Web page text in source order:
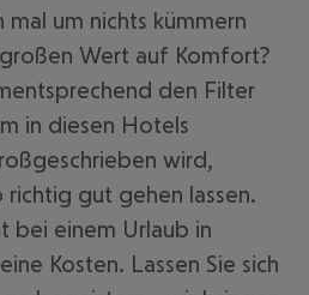
um nichts kümmern
Wert auf Komfort?
den Filter
in diesen Hotels
wird,
richtig gut gehen lassen.
bei einem Urlaub in
Kosten. Lassen Sie sich